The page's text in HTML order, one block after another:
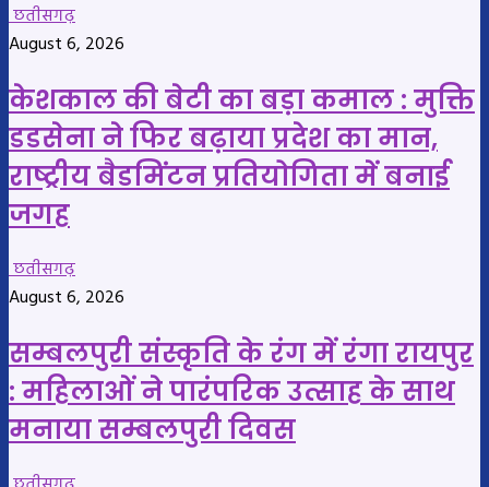
छतीसगढ़
August 6, 2026
केशकाल की बेटी का बड़ा कमाल : मुक्ति
डडसेना ने फिर बढ़ाया प्रदेश का मान,
राष्ट्रीय बैडमिंटन प्रतियोगिता में बनाई
जगह
छतीसगढ़
August 6, 2026
सम्बलपुरी संस्कृति के रंग में रंगा रायपुर
: महिलाओं ने पारंपरिक उत्साह के साथ
मनाया सम्बलपुरी दिवस